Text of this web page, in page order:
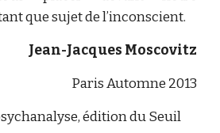
que sujet de l’inconscient.
Jean-Jacques Moscovitz
Paris Automne 2013
édition du Seuil